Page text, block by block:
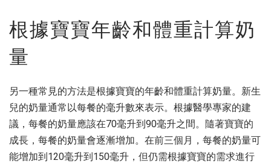
根據寶寶年齡和體重計算奶
量
另一種常見的方法是根據寶寶的年齡和體重計算奶量。新生
兒的奶量通常以每餐的毫升數來表示。根據醫學專家的建
議，每餐的奶量應該在70毫升到90毫升之間。隨著寶寶的
成長，每餐的奶量會逐漸增加。在前三個月，每餐的奶量可
能增加到120毫升到150毫升，但仍需根據寶寶的需求進行